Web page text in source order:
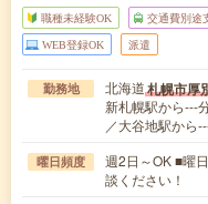
職種未経験OK 交通費別途
WEB登録OK 派遣
勤務地 北海道札幌市厚
新札幌駅から---
／大谷地駅から
曜日頻度
週2日～OK ■曜
談ください！